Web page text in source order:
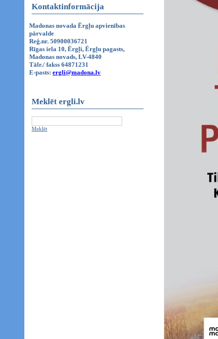
Kontaktinformācija
Madonas novada Ērgļu apvienības
pārvalde
Reģ.nr. 50900036721
Rīgas iela 10, Ērgļi, Ērgļu pagasts,
Madonas novads, LV-4840
Tālr./ fakss 64871231
E-pasts: ergli@madona.lv
Meklēt ergli.lv
Meklēt